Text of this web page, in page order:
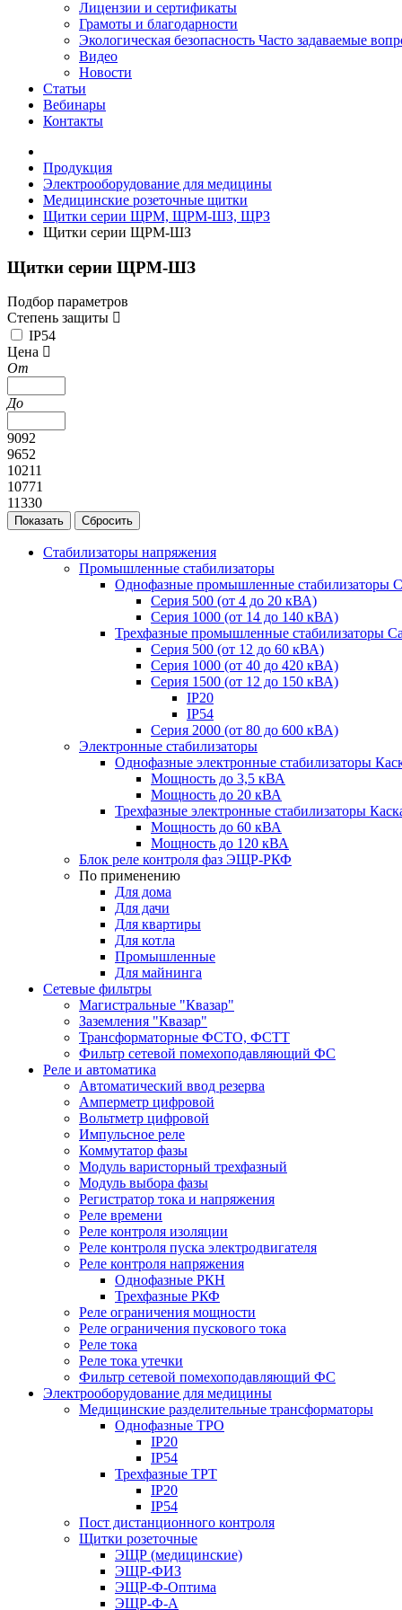
Лицензии и сертификаты
Грамоты и благодарности
Экологическая безопасность Часто задаваемые
Видео
Новости
Статьи
Вебинары
Контакты
Продукция
Электрооборудование для медицины
Медицинские розеточные щитки
Щитки серии ЩРМ, ЩРМ-ШЗ, ЩРЗ
Щитки серии ЩРМ-ШЗ
Щитки серии ЩРМ-ШЗ
Подбор параметров
Степень защиты
IP54
Цена
От
До
9092
9652
10211
10771
11330
Стабилизаторы напряжения
Промышленные стабилизаторы
Однофазные промышленные стабилизаторы
Серия 500 (от 4 до 20 кВА)
Серия 1000 (от 14 до 140 кВА)
Трехфазные промышленные стабилизаторы
Cерия 500 (от 12 до 60 кВА)
Серия 1000 (от 40 до 420 кВА)
Серия 1500 (от 12 до 150 кВА)
IP20
IP54
Серия 2000 (от 80 до 600 кВА)
Электронные стабилизаторы
Однофазные электронные стабилизаторы
Мощность до 3,5 кВА
Мощность до 20 кВА
Трехфазные электронные стабилизаторы
Мощность до 60 кВА
Мощность до 120 кВА
Блок реле контроля фаз ЭЩР-РКФ
По применению
Для дома
Для дачи
Для квартиры
Для котла
Промышленные
Для майнинга
Сетевые фильтры
Магистральные "Квазар"
Заземления "Квазар"
Трансформаторные ФСТО, ФСТТ
Фильтр сетевой помехоподавляющий ФС
Реле и автоматика
Автоматический ввод резерва
Амперметр цифровой
Вольтметр цифровой
Импульсное реле
Коммутатор фазы
Модуль варисторный трехфазный
Модуль выбора фазы
Регистратор тока и напряжения
Реле времени
Реле контроля изоляции
Реле контроля пуска электродвигателя
Реле контроля напряжения
Однофазные РКН
Трехфазные РКФ
Реле ограничения мощности
Реле ограничения пускового тока
Реле тока
Реле тока утечки
Фильтр сетевой помехоподавляющий ФС
Электрооборудование для медицины
Медицинские разделительные трансформаторы
Однофазные ТРО
IP20
IP54
Трехфазные ТРТ
IP20
IP54
Пост дистанционного контроля
Щитки розеточные
ЭЩР (медицинские)
ЭЩР-ФИЗ
ЭЩР-Ф-Оптима
ЭЩР-Ф-А